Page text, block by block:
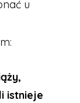
u
istnieje